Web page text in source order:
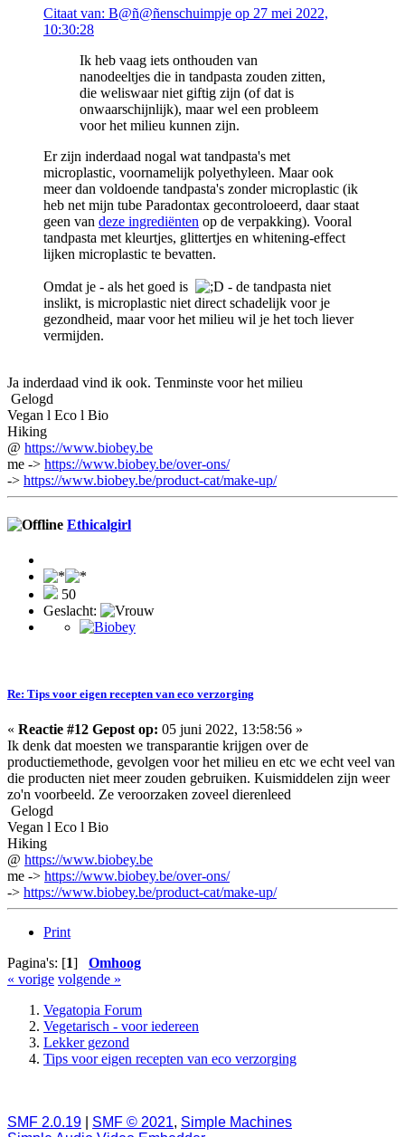
Citaat van: B@ñ@ñenschuimpje op 27 mei 2022,
10:30:28
Ik heb vaag iets onthouden van
nanodeeltjes die in tandpasta zouden zitten,
die weliswaar niet giftig zijn (of dat is
onwaarschijnlijk), maar wel een probleem
voor het milieu kunnen zijn.
Er zijn inderdaad nogal wat tandpasta's met
microplastic, voornamelijk polyethyleen. Maar ook
meer dan voldoende tandpasta's zonder microplastic (ik
heb net mijn tube Paradontax gecontroloeerd, daar staat
geen van deze ingrediënten op de verpakking). Vooral
tandpasta met kleurtjes, glittertjes en whitening-effect
lijken microplastic te bevatten.
Omdat je - als het goed is
- de tandpasta niet
inslikt, is microplastic niet direct schadelijk voor je
gezondheid, maar voor het milieu wil je het toch liever
vermijden.
Ja inderdaad vind ik ook. Tenminste voor het milieu
Gelogd
Vegan l Eco l Bio
Hiking
@ https://www.biobey.be
me -> https://www.biobey.be/over-ons/
-> https://www.biobey.be/product-cat/make-up/
Ethicalgirl
50
Geslacht:
Re: Tips voor eigen recepten van eco verzorging
« Reactie #12 Gepost op: 05 juni 2022, 13:58:56 »
Ik denk dat moesten we transparantie krijgen over de
productiemethode, gevolgen voor het milieu en etc we echt veel van
die producten niet meer zouden gebruiken. Kuismiddelen zijn weer
zo'n voorbeeld. Ze veroorzaken zoveel dierenleed
Gelogd
Vegan l Eco l Bio
Hiking
@ https://www.biobey.be
me -> https://www.biobey.be/over-ons/
-> https://www.biobey.be/product-cat/make-up/
Print
Pagina's: [1] Omhoog
« vorige volgende »
Vegatopia Forum
Vegetarisch - voor iedereen
Lekker gezond
Tips voor eigen recepten van eco verzorging
SMF 2.0.19 SMF © 2021, Simple Machines